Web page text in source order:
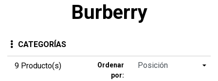
Burberry
CATEGORÍAS
9 Producto(s)
Ordenar
por: